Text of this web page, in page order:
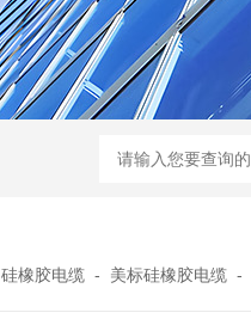
WRN-530直角弯头热电偶
硅橡胶电缆 - 美标硅橡胶电缆 -